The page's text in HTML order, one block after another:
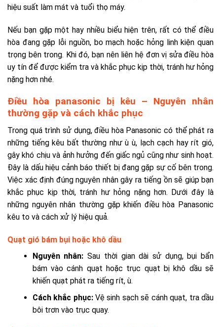
hiệu suất làm mát và tuổi thọ máy.
Nếu bạn gặp một hay nhiều biểu hiện trên, rất có thể điều
hòa đang gặp lỗi nguồn, bo mạch hoặc hỏng linh kiện quan
trọng bên trong. Khi đó, bạn nên liên hệ đơn vị sửa điều hòa
uy tín để được kiểm tra và khắc phục kịp thời, tránh hư hỏng
nặng hơn nhé.
Điều hòa panasonic bị kêu – Nguyên nhân
thường gặp và cách khắc phục
Trong quá trình sử dụng, điều hòa Panasonic có thể phát ra
những tiếng kêu bất thường như ù ù, lạch cạch hay rít gió,
gây khó chịu và ảnh hưởng đến giấc ngủ cũng như sinh hoạt.
Đây là dấu hiệu cảnh báo thiết bị đang gặp sự cố bên trong.
Việc xác định đúng nguyên nhân gây ra tiếng ồn sẽ giúp bạn
khắc phục kịp thời, tránh hư hỏng nặng hơn. Dưới đây là
những nguyên nhân thường gặp khiến điều hòa Panasonic
kêu to và cách xử lý hiệu quả.
Quạt gió bám bụi hoặc khô dầu
Nguyên nhân: Sau thời gian dài sử dụng, bụi bẩn
bám vào cánh quạt hoặc trục quạt bị khô dầu sẽ
khiến quạt phát ra tiếng rít, ù.
Cách khắc phục:Vệ sinh sạch sẽ cánh quạt, tra dầu
bôi trơn vào trục quay.